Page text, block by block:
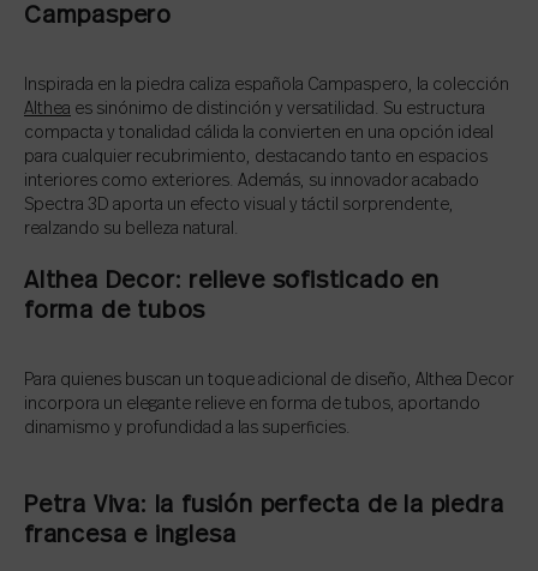
Campaspero
Inspirada en la piedra caliza española Campaspero, la colección
Althea es sinónimo de distinción y versatilidad. Su estructura
compacta y tonalidad cálida la convierten en una opción ideal
para cualquier recubrimiento, destacando tanto en espacios
interiores como exteriores. Además, su innovador acabado
Spectra 3D aporta un efecto visual y táctil sorprendente,
realzando su belleza natural.
Althea Decor: relieve sofisticado en
forma de tubos
Para quienes buscan un toque adicional de diseño, Althea Decor
incorpora un elegante relieve en forma de tubos, aportando
dinamismo y profundidad a las superficies.
Petra Viva: la fusión perfecta de la piedra
francesa e inglesa